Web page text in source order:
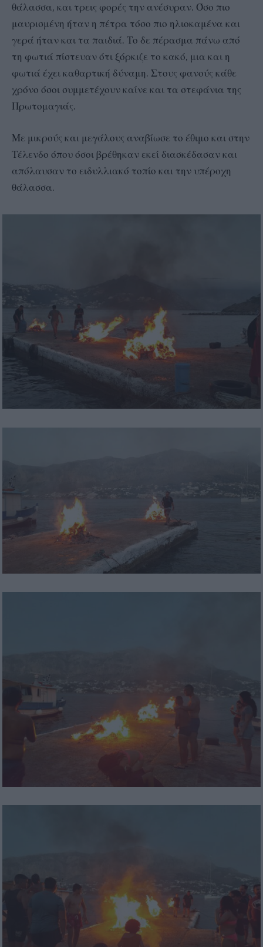
θάλασσα, και τρεις φορές την ανέσυραν. Όσο πιο
μαυρισμένη ήταν η πέτρα τόσο πιο ηλιοκαμένα και
γερά ήταν και τα παιδιά. Το δε πέρασμα πάνω από
τη φωτιά πίστευαν ότι ξόρκιζε το κακό, μια και η
φωτιά έχει καθαρτική δύναμη. Στους φανούς κάθε
χρόνο όσοι συμμετέχουν καίνε και τα στεφάνια της
Πρωτομαγιάς.
Με μικρούς και μεγάλους αναβίωσε το έθιμο και στην
Τέλενδο όπου όσοι βρέθηκαν εκεί διασκέδασαν και
απόλαυσαν το ειδυλλιακό τοπίο και την υπέροχη
θάλασσα.